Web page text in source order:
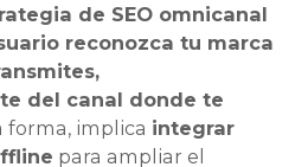
de SEO omnicanal
reconozca tu marca
del canal donde te
forma, implica integrar
para ampliar el